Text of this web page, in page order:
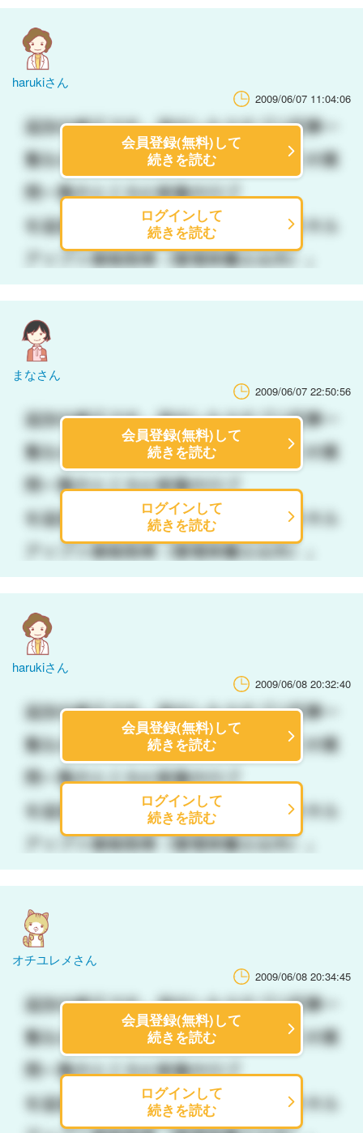
harukiさん
2009/06/07 11:04:06
会員登録(無料)して
続きを読む
ログインして
続きを読む
まなさん
2009/06/07 22:50:56
会員登録(無料)して
続きを読む
ログインして
続きを読む
harukiさん
2009/06/08 20:32:40
会員登録(無料)して
続きを読む
ログインして
続きを読む
オチユレメさん
2009/06/08 20:34:45
会員登録(無料)して
続きを読む
ログインして
続きを読む